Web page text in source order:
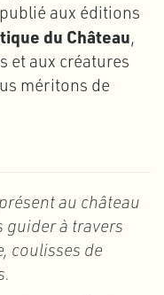
aux éditions
du Château,
et aux créatures
méritons de
au château
guider à travers
coulisses de